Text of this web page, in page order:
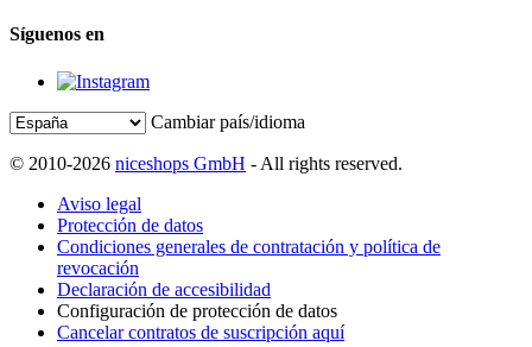
Síguenos en
Cambiar país/idioma
© 2010-2026 niceshops GmbH - All rights reserved.
Aviso legal
Protección de datos
Condiciones generales de contratación y política de
revocación
Declaración de accesibilidad
Configuración de protección de datos
Cancelar contratos de suscripción aquí